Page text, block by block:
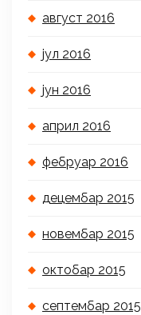
август 2016
јул 2016
јун 2016
април 2016
фебруар 2016
децембар 2015
новембар 2015
октобар 2015
септембар 2015